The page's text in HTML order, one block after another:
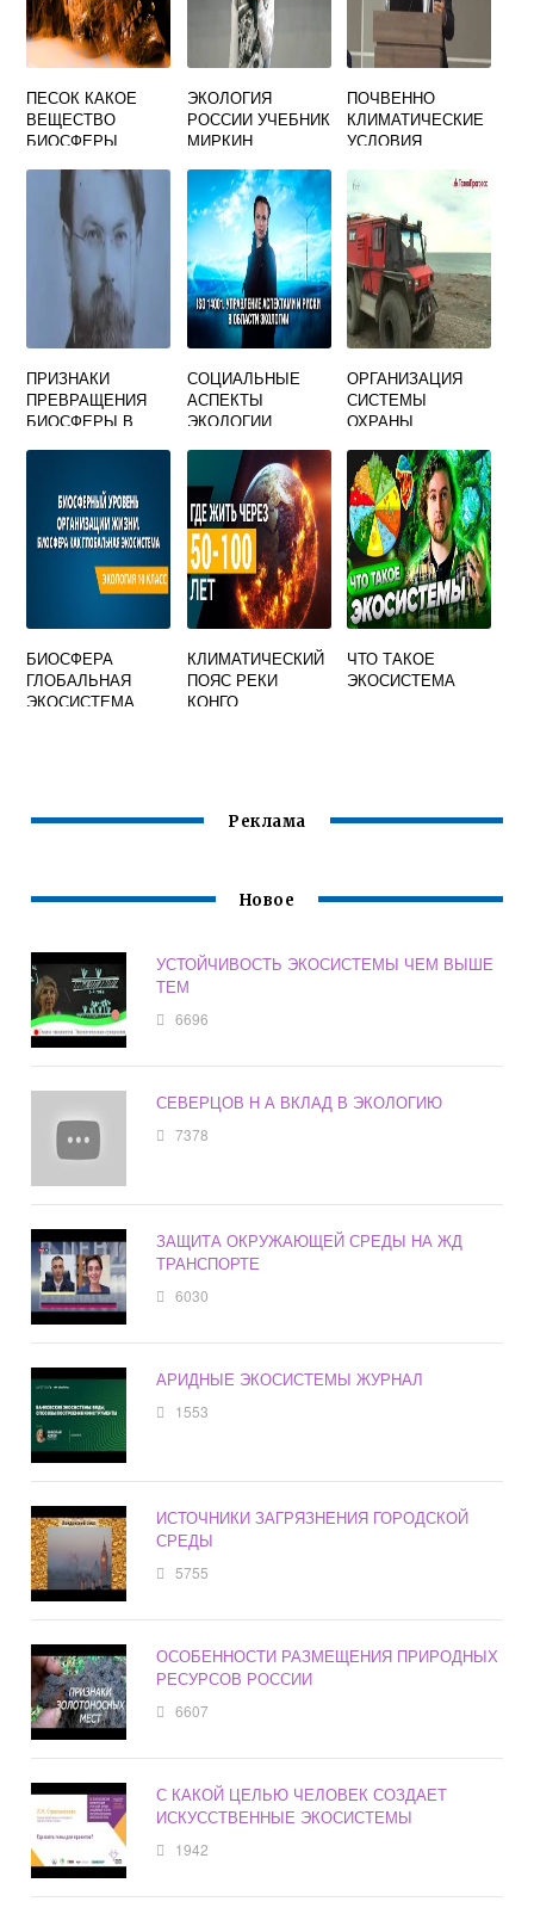
ПЕСОК КАКОЕ
ВЕЩЕСТВО
БИОСФЕРЫ
ЭКОЛОГИЯ
РОССИИ УЧЕБНИК
МИРКИН
ПОЧВЕННО
КЛИМАТИЧЕСКИЕ
УСЛОВИЯ
ОГО РАЙОНА
ПРИЗНАКИ
ПРЕВРАЩЕНИЯ
БИОСФЕРЫ В
СОЦИАЛЬНЫЕ
АСПЕКТЫ
ЭКОЛОГИИ
ОРГАНИЗАЦИЯ
СИСТЕМЫ
ОХРАНЫ
СРЕДЫ
ЭКОЛОГИЧЕСКАЯ
БЕЗОПАСНОСТЬ
БИОСФЕРА
ГЛОБАЛЬНАЯ
ЭКОСИСТЕМА
КЛИМАТИЧЕСКИЙ
ПОЯС РЕКИ
КОНГО
ЧТО ТАКОЕ
ЭКОСИСТЕМА
Реклама
Новое
УСТОЙЧИВОСТЬ ЭКОСИСТЕМЫ ЧЕМ ВЫШЕ
ТЕМ
6696
СЕВЕРЦОВ Н А ВКЛАД В ЭКОЛОГИЮ
7378
ЗАЩИТА ОКРУЖАЮЩЕЙ СРЕДЫ НА ЖД
ТРАНСПОРТЕ
6030
АРИДНЫЕ ЭКОСИСТЕМЫ ЖУРНАЛ
1553
ИСТОЧНИКИ ЗАГРЯЗНЕНИЯ ГОРОДСКОЙ
СРЕДЫ
5755
ОСОБЕННОСТИ РАЗМЕЩЕНИЯ ПРИРОДНЫХ
РЕСУРСОВ РОССИИ
6607
С КАКОЙ ЦЕЛЬЮ ЧЕЛОВЕК СОЗДАЕТ
ИСКУССТВЕННЫЕ ЭКОСИСТЕМЫ
1942